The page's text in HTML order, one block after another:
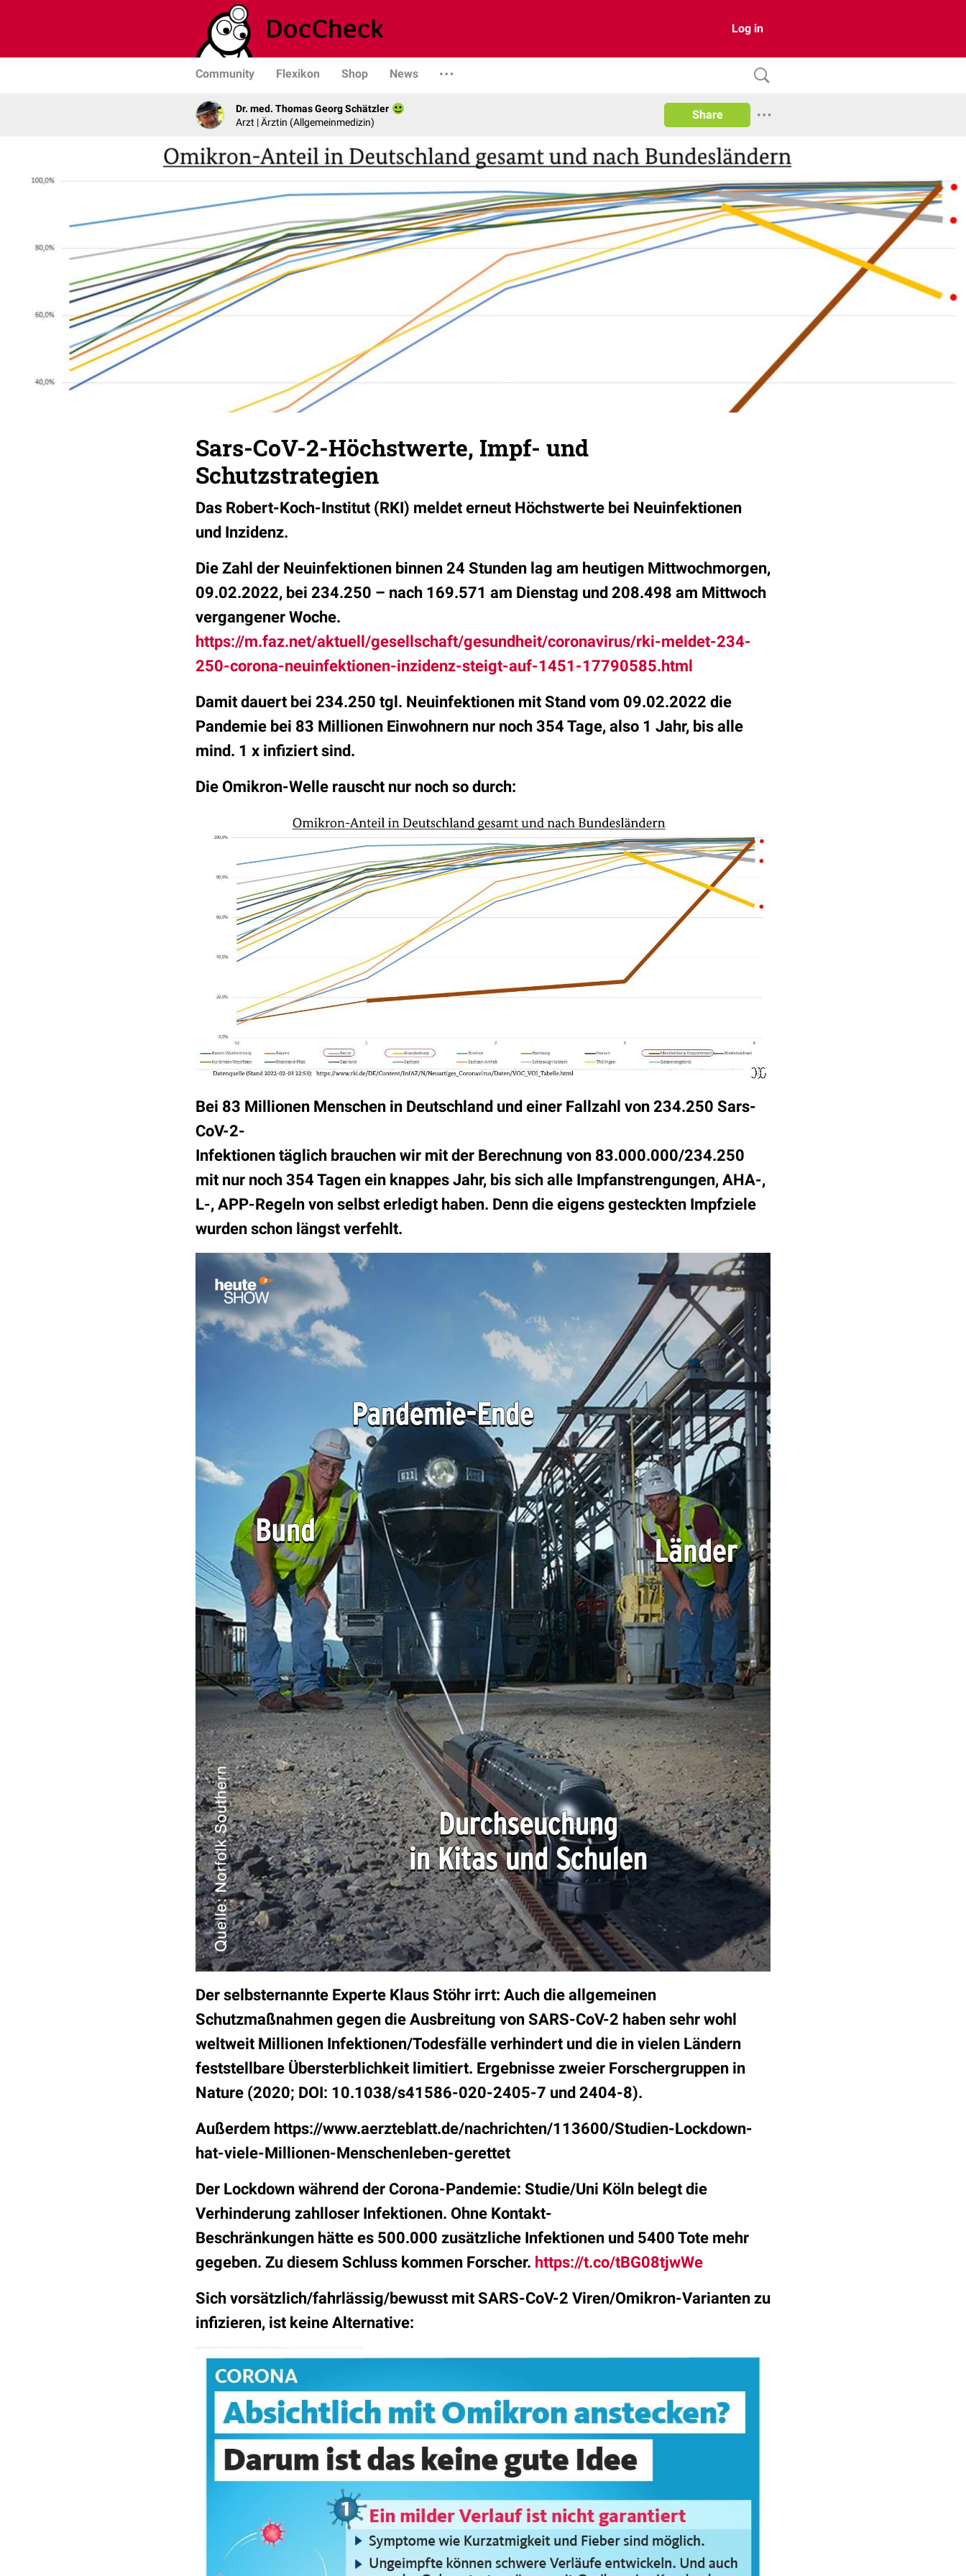
Log in
Community Flexikon Shop News
Dr. med. Thomas Georg Schätzler
Arzt | Ärztin (Allgemeinmedizin)
Share
Sars-CoV-2-Höchstwerte, Impf- und
Schutzstrategien
Das Robert-Koch-Institut (RKI) meldet erneut Höchstwerte bei Neuinfektionen
und Inzidenz.
Die Zahl der Neuinfektionen binnen 24 Stunden lag am heutigen Mittwochmorgen,
09.02.2022, bei 234.250 – nach 169.571 am Dienstag und 208.498 am Mittwoch
vergangener Woche.
https://m.faz.net/aktuell/gesellschaft/gesundheit/coronavirus/rki-meldet-234-
250-corona-neuinfektionen-inzidenz-steigt-auf-1451-17790585.html
Damit dauert bei 234.250 tgl. Neuinfektionen mit Stand vom 09.02.2022 die
Pandemie bei 83 Millionen Einwohnern nur noch 354 Tage, also 1 Jahr, bis alle
mind. 1 x infiziert sind.
Die Omikron-Welle rauscht nur noch so durch:
Bei 83 Millionen Menschen in Deutschland und einer Fallzahl von 234.250 Sars-
CoV-2-
Infektionen täglich brauchen wir mit der Berechnung von 83.000.000/234.250
mit nur noch 354 Tagen ein knappes Jahr, bis sich alle Impfanstrengungen, AHA-,
L-, APP-Regeln von selbst erledigt haben. Denn die eigens gesteckten Impfziele
wurden schon längst verfehlt.
Der selbsternannte Experte Klaus Stöhr irrt: Auch die allgemeinen
Schutzmaßnahmen gegen die Ausbreitung von SARS-CoV-2 haben sehr wohl
weltweit Millionen Infektionen/Todesfälle verhindert und die in vielen Ländern
feststellbare Übersterblichkeit limitiert. Ergebnisse zweier Forschergruppen in
Nature (2020; DOI: 10.1038/s41586-020-2405-7 und 2404-8).
Außerdem https://www.aerzteblatt.de/nachrichten/113600/Studien-Lockdown-
hat-viele-Millionen-Menschenleben-gerettet
Der Lockdown während der Corona-Pandemie: Studie/Uni Köln belegt die
Verhinderung zahlloser Infektionen. Ohne Kontakt-
Beschränkungen hätte es 500.000 zusätzliche Infektionen und 5400 Tote mehr
gegeben. Zu diesem Schluss kommen Forscher. https://t.co/tBG08tjwWe
Sich vorsätzlich/fahrlässig/bewusst mit SARS-CoV-2 Viren/Omikron-Varianten zu
infizieren, ist keine Alternative: